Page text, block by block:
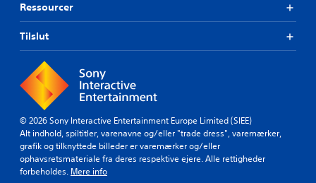
Ressourcer
Tilslut
© 2026 Sony Interactive Entertainment Europe Limited (SIEE)
Alt indhold, spiltitler, varenavne og/eller "trade dress", varemærker,
grafik og tilknyttede billeder er varemærker og/eller
ophavsretsmateriale fra deres respektive ejere. Alle rettigheder
forbeholdes. Mere info